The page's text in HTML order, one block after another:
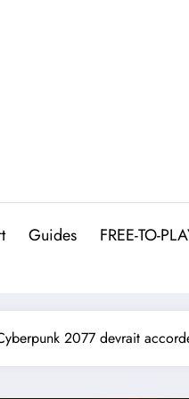
Guides FREE-TO-
2077 devrait